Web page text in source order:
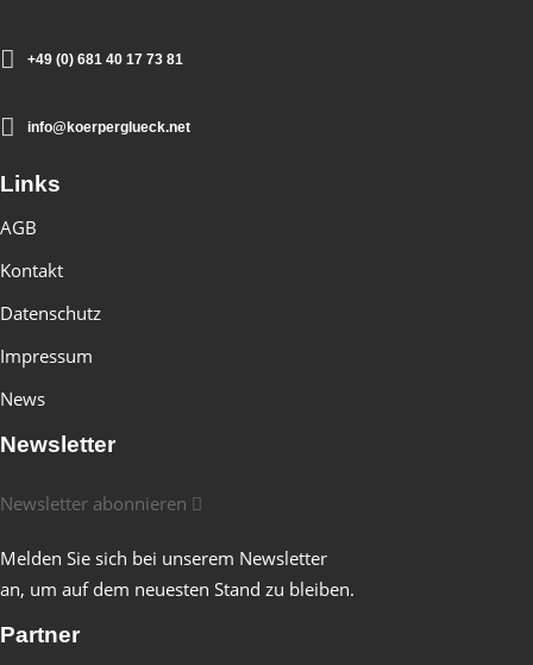
+49 (0) 681 40 17 73 81
info@koerperglueck.net
Links
AGB
Kontakt
Datenschutz
Impressum
News
Newsletter
Newsletter abonnieren
Melden Sie sich bei unserem Newsletter
an, um auf dem neuesten Stand zu bleiben.
Partner